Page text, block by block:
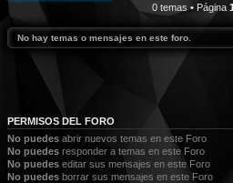
0 temas • Página 1
No hay temas o mensajes en este foro.
PERMISOS DEL FORO
No puedes abrir nuevos temas en este Foro
No puedes responder a temas en este Foro
No puedes editar sus mensajes en este Foro
No puedes borrar sus mensajes en este Foro